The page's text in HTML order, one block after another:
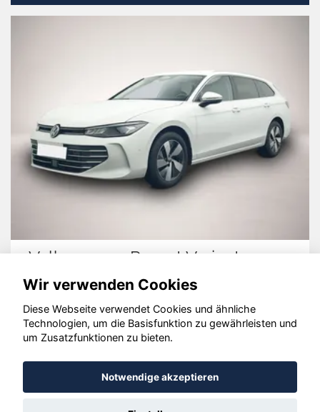
Volkswagen Passat Variant
© konjunkturmotor.de GmbH 2020 - 2026
Wir verwenden Cookies
Diese Webseite verwendet Cookies und ähnliche
Technologien, um die Basisfunktion zu gewährleisten und
um Zusatzfunktionen zu bieten.
Notwendige akzeptieren